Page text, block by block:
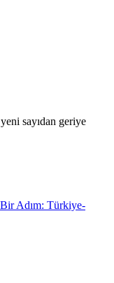
sayıdan geriye
Adım: Türkiye-